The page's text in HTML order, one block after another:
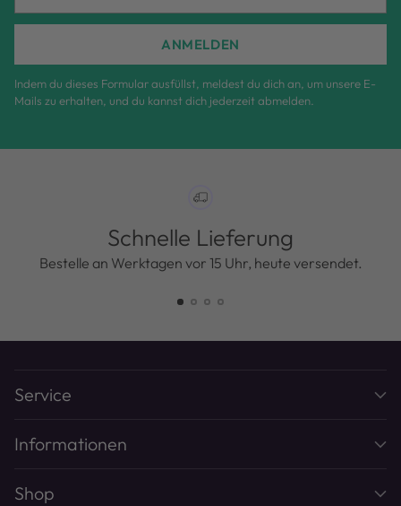
Mail
ANMELDEN
Indem du dieses Formular ausfüllst, meldest du dich an, um unsere E-
Mails zu erhalten, und du kannst dich jederzeit abmelden.
Schnelle Lieferung
Bestelle an Werktagen vor 15 Uhr, heute versendet.
Service
Informationen
Shop